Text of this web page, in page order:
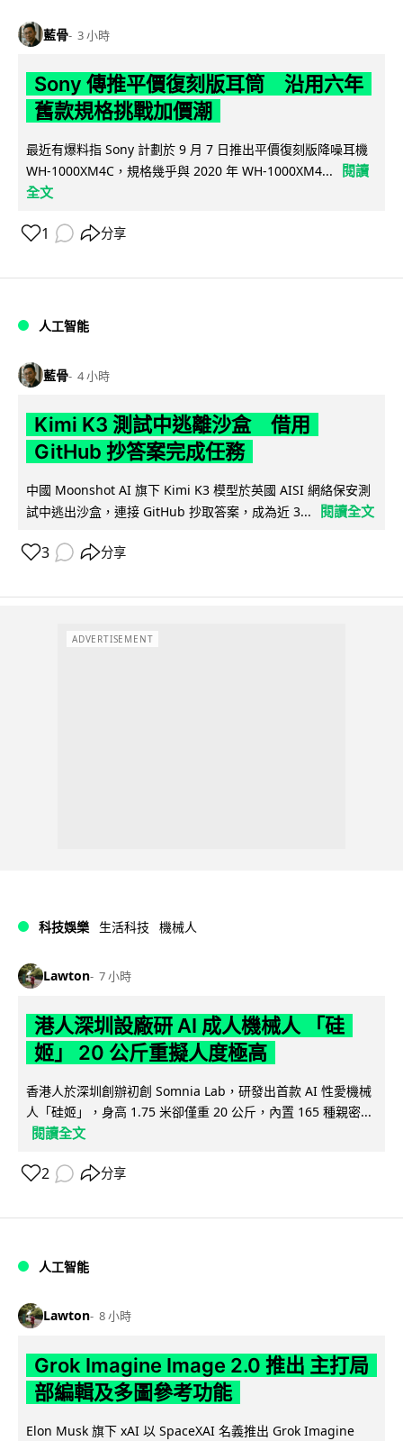
藍骨 3 小時
Sony 傳推平價復刻版耳筒 沿用六年
舊款規格挑戰加價潮
最近有爆料指 Sony 計劃於 9 月 7 日推出平價復刻版降噪耳機
WH-1000XM4C，規格幾乎與 2020 年 WH-1000XM4...
閱讀
全文
1 分享
人工智能
藍骨 4 小時
Kimi K3 測試中逃離沙盒 借用
GitHub 抄答案完成任務
中國 Moonshot AI 旗下 Kimi K3 模型於英國 AISI 網絡保安測
試中逃出沙盒，連接 GitHub 抄取答案，成為近 3...
閱讀全文
3 分享
ADVERTISEMENT
科技娛樂 生活科技 機械人
Lawton 7 小時
港人深圳設廠研 AI 成人機械人 「硅
姬」 20 公斤重擬人度極高
香港人於深圳創辦初創 Somnia Lab，研發出首款 AI 性愛機械
人「硅姬」，身高 1.75 米卻僅重 20 公斤，內置 165 種親密...
閱讀全文
2 分享
人工智能
Lawton 8 小時
Grok Imagine Image 2.0 推出 主打局
部編輯及多圖參考功能
Elon Musk 旗下 xAI 以 SpaceXAI 名義推出 Grok Imagine